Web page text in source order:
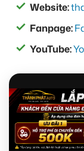
Website:
Fanpage:
YouTube: